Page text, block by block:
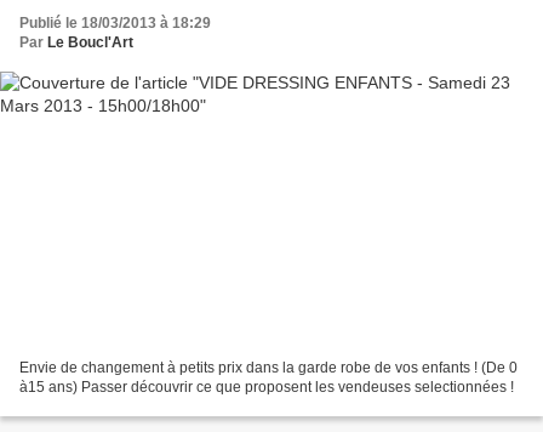
Publié le 18/03/2013 à 18:29
Par Le Boucl'Art
Envie de changement à petits prix dans la garde robe de vos enfants ! (De 0
à15 ans) Passer découvrir ce que proposent les vendeuses selectionnées !